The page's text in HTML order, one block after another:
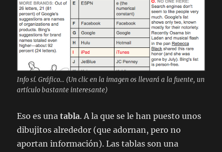
Info sí. Gráfico... (Un clic en la imagen os llevará a la fuente, un
artículo bastante interesante)
Eso es unatabla. A la que se le han puesto unos
dibujitos alrededor (que adornan, pero no
aportan información). Las tablas son una